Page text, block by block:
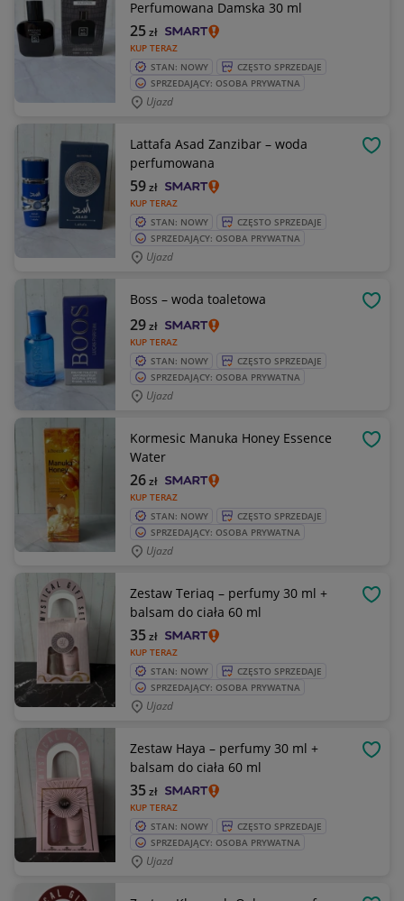
Perfumowana Damska 30 ml
KUP TERAZ
25zł
STAN: NOWY
CZĘSTO SPRZEDAJE
SPRZEDAJĄCY: OSOBA PRYWATNA
Ujazd
Lattafa Asad Zanzibar – woda
perfumowana
KUP TERAZ
59zł
STAN: NOWY
CZĘSTO SPRZEDAJE
SPRZEDAJĄCY: OSOBA PRYWATNA
Ujazd
Boss – woda toaletowa
KUP TERAZ
29zł
STAN: NOWY
CZĘSTO SPRZEDAJE
SPRZEDAJĄCY: OSOBA PRYWATNA
Ujazd
Kormesic Manuka Honey Essence
Water
KUP TERAZ
26zł
STAN: NOWY
CZĘSTO SPRZEDAJE
SPRZEDAJĄCY: OSOBA PRYWATNA
Ujazd
Zestaw Teriaq – perfumy 30 ml +
balsam do ciała 60 ml
KUP TERAZ
35zł
STAN: NOWY
CZĘSTO SPRZEDAJE
SPRZEDAJĄCY: OSOBA PRYWATNA
Ujazd
Zestaw Haya – perfumy 30 ml +
balsam do ciała 60 ml
KUP TERAZ
35zł
STAN: NOWY
CZĘSTO SPRZEDAJE
SPRZEDAJĄCY: OSOBA PRYWATNA
Ujazd